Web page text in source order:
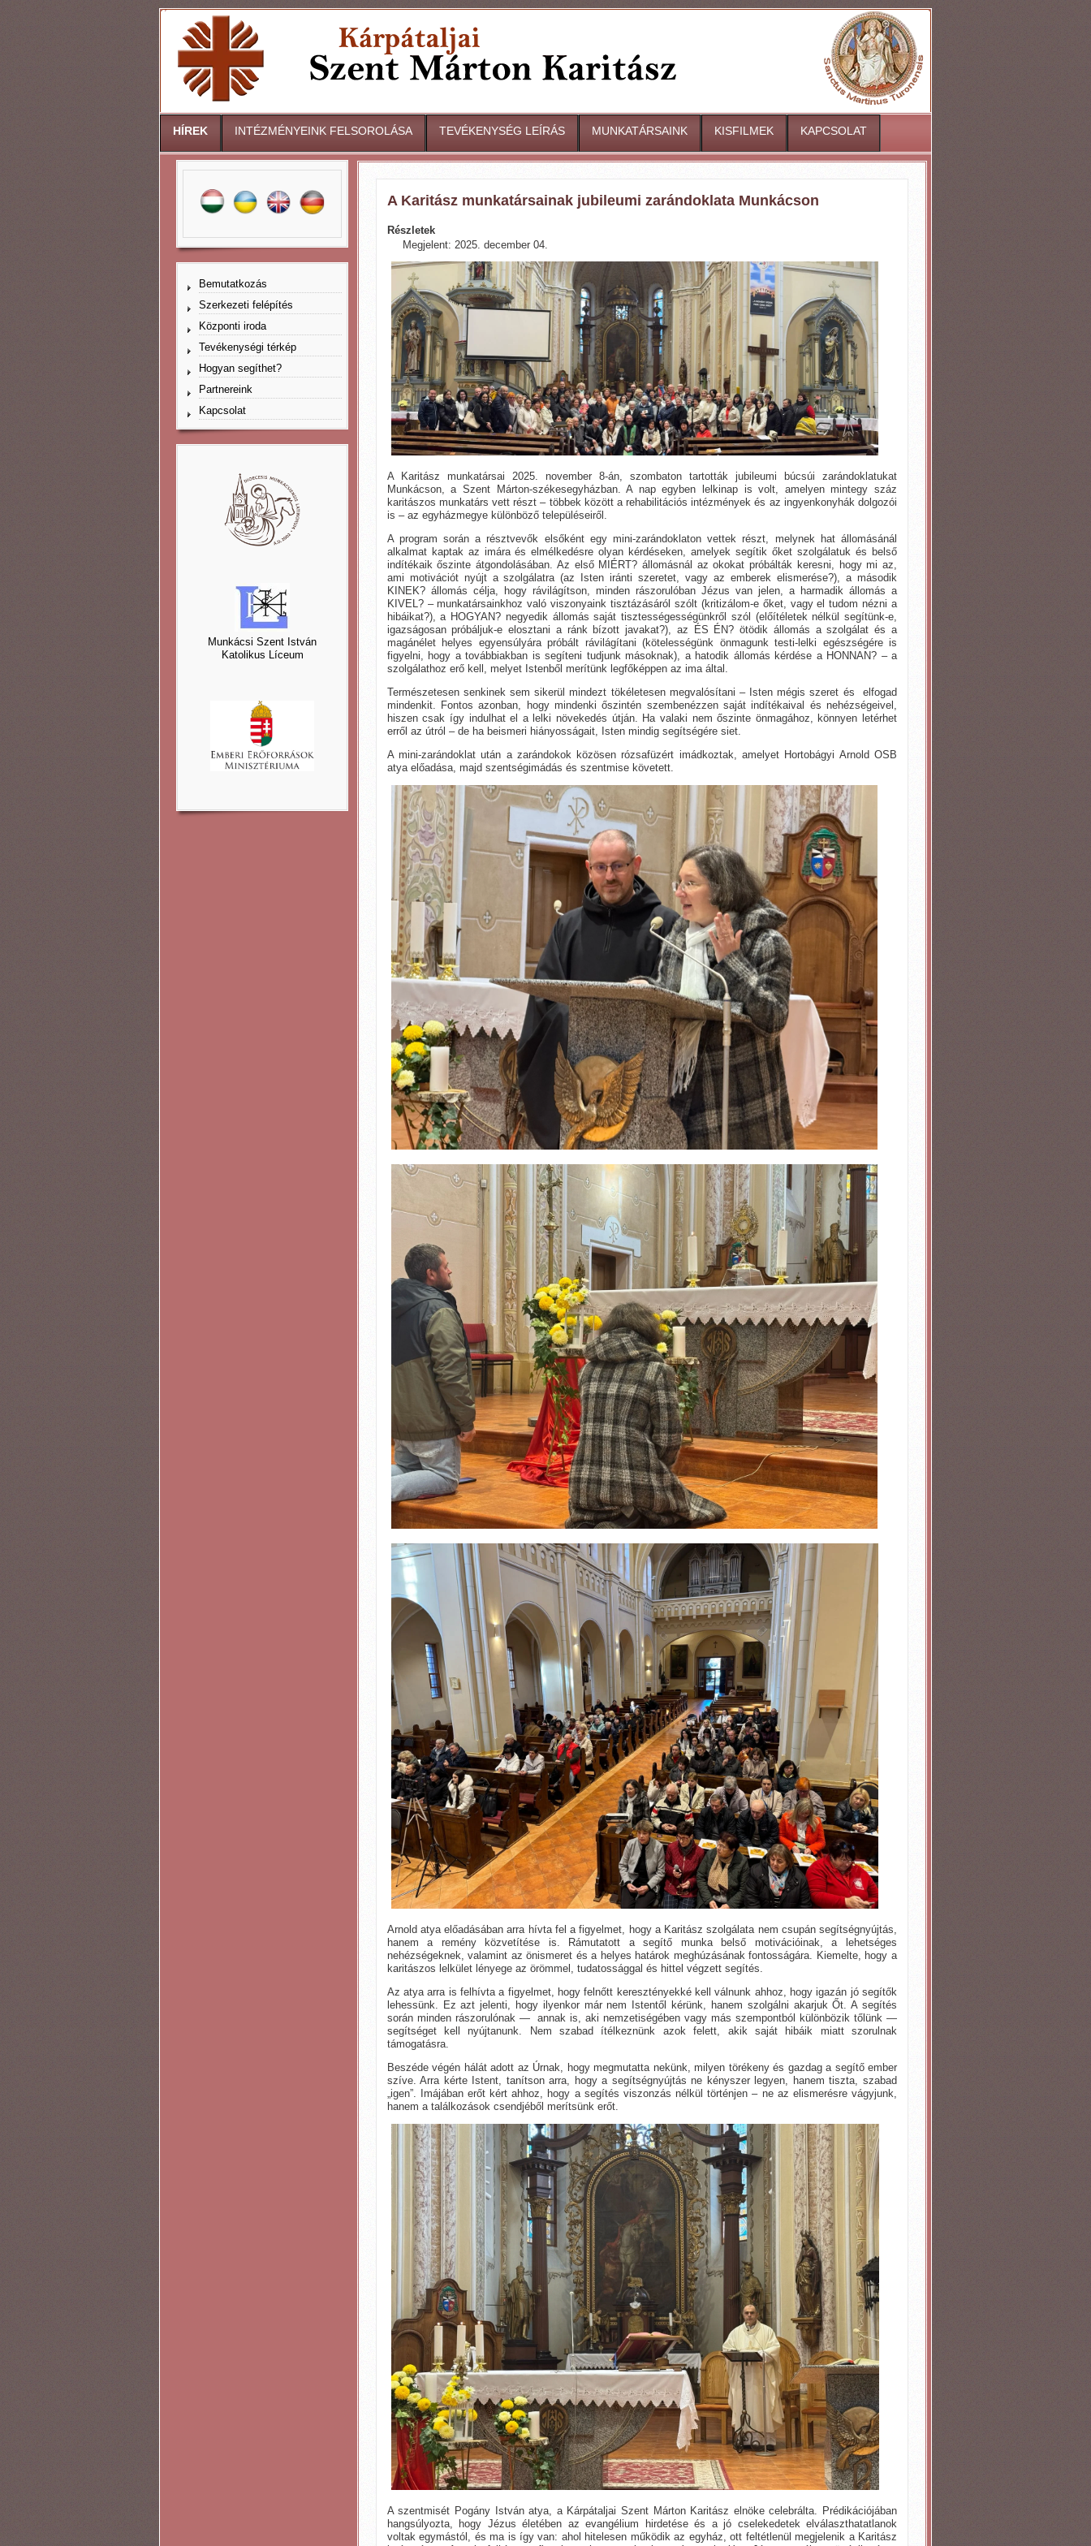
HÍREK INTÉZMÉNYEINK FELSOROLÁSA TEVÉKENYSÉG LEÍRÁS MUNKATÁRSAINK KISFILMEK KAPCSOLAT
Bemutatkozás
Szerkezeti felépítés
Központi iroda
Tevékenységi térkép
Hogyan segíthet?
Partnereink
Kapcsolat
Munkácsi Szent István
Katolikus Líceum
A Karitász munkatársainak jubileumi zarándoklata Munkácson
Részletek
Megjelent: 2025. december 04.
A Karitász munkatársai 2025. november 8-án, szombaton tartották jubileumi búcsúi zarándoklatukat
Munkácson, a Szent Márton-székesegyházban. A nap egyben lelkinap is volt, amelyen mintegy száz
karitászos munkatárs vett részt – többek között a rehabilitációs intézmények és az ingyenkonyhák dolgozói
is – az egyházmegye különböző településeiről.
A program során a résztvevők elsőként egy mini-zarándoklaton vettek részt, melynek hat állomásánál
alkalmat kaptak az imára és elmélkedésre olyan kérdéseken, amelyek segítik őket szolgálatuk és belső
indítékaik őszinte átgondolásában. Az első MIÉRT? állomásnál az okokat próbálták keresni, hogy mi az,
ami motivációt nyújt a szolgálatra (az Isten iránti szeretet, vagy az emberek elismerése?), a második
KINEK? állomás célja, hogy rávilágítson, minden rászorulóban Jézus van jelen, a harmadik állomás a
KIVEL? – munkatársainkhoz való viszonyaink tisztázásáról szólt (kritizálom-e őket, vagy el tudom nézni a
hibáikat?), a HOGYAN? negyedik állomás saját tisztességességünkről szól (előítéletek nélkül segítünk-e,
igazságosan próbáljuk-e elosztani a ránk bízott javakat?), az ÉS ÉN? ötödik állomás a szolgálat és a
magánélet helyes egyensúlyára próbált rávilágítani (kötelességünk önmagunk testi-lelki egészségére is
figyelni, hogy a továbbiakban is segíteni tudjunk másoknak), a hatodik állomás kérdése a HONNAN? – a
szolgálathoz erő kell, melyet Istenből merítünk legfőképpen az ima által.
Természetesen senkinek sem sikerül mindezt tökéletesen megvalósítani – Isten mégis szeret és elfogad
mindenkit. Fontos azonban, hogy mindenki őszintén szembenézzen saját indítékaival és nehézségeivel,
hiszen csak így indulhat el a lelki növekedés útján. Ha valaki nem őszinte önmagához, könnyen letérhet
erről az útról – de ha beismeri hiányosságait, Isten mindig segítségére siet.
A mini-zarándoklat után a zarándokok közösen rózsafüzért imádkoztak, amelyet Hortobágyi Arnold OSB
atya előadása, majd szentségimádás és szentmise követett.
Arnold atya előadásában arra hívta fel a figyelmet, hogy a Karitász szolgálata nem csupán segítségnyújtás,
hanem a remény közvetítése is. Rámutatott a segítő munka belső motivációinak, a lehetséges
nehézségeknek, valamint az önismeret és a helyes határok meghúzásának fontosságára. Kiemelte, hogy a
karitászos lelkület lényege az örömmel, tudatossággal és hittel végzett segítés.
Az atya arra is felhívta a figyelmet, hogy felnőtt keresztényekké kell válnunk ahhoz, hogy igazán jó segítők
lehessünk. Ez azt jelenti, hogy ilyenkor már nem Istentől kérünk, hanem szolgálni akarjuk Őt. A segítés
során minden rászorulónak — annak is, aki nemzetiségében vagy más szempontból különbözik tőlünk —
segítséget kell nyújtanunk. Nem szabad ítélkeznünk azok felett, akik saját hibáik miatt szorulnak
támogatásra.
Beszéde végén hálát adott az Úrnak, hogy megmutatta nekünk, milyen törékeny és gazdag a segítő ember
szíve. Arra kérte Istent, tanítson arra, hogy a segítségnyújtás ne kényszer legyen, hanem tiszta, szabad
„igen”. Imájában erőt kért ahhoz, hogy a segítés viszonzás nélkül történjen – ne az elismerésre vágyjunk,
hanem a találkozások csendjéből merítsünk erőt.
A szentmisét Pogány István atya, a Kárpátaljai Szent Márton Karitász elnöke celebrálta. Prédikációjában
hangsúlyozta, hogy Jézus életében az evangélium hirdetése és a jó cselekedetek elválaszthatatlanok
voltak egymástól, és ma is így van: ahol hitelesen működik az egyház, ott feltétlenül megjelenik a Karitász